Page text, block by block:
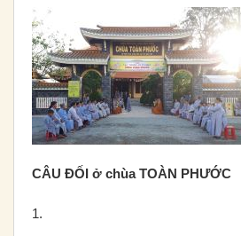
CÂU ĐỐI ở chùa TOÀN PHƯỚC
1.